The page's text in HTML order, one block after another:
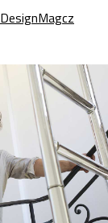
DesignMagcz